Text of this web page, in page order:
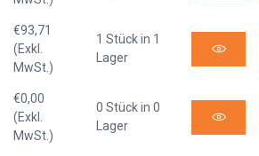
€93,71
(Exkl.
MwSt.)
1 Stück in 1
Lager
€0,00
(Exkl.
MwSt.)
0 Stück in 0
Lager